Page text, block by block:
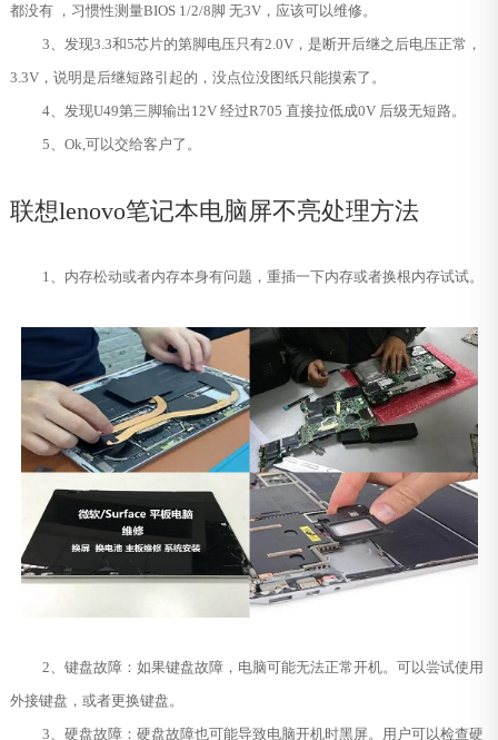
都没有 ，习惯性测量BIOS 1/2/8脚 无3V，应该可以维修。
3、发现3.3和5芯片的第脚电压只有2.0V，是断开后继之后电压正常，
3.3V，说明是后继短路引起的，没点位没图纸只能摸索了。
4、发现U49第三脚输出12V 经过R705 直接拉低成0V 后级无短路。
5、Ok,可以交给客户了。
联想lenovo笔记本电脑屏不亮处理方法
1、内存松动或者内存本身有问题，重插一下内存或者换根内存试试。
2、键盘故障：如果键盘故障，电脑可能无法正常开机。可以尝试使用
外接键盘，或者更换键盘。
3、硬盘故障：硬盘故障也可能导致电脑开机时黑屏。用户可以检查硬